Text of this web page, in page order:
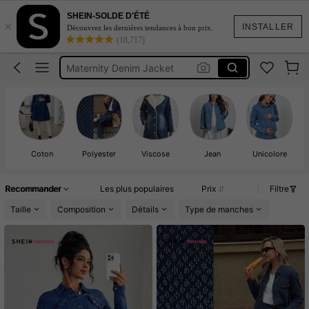
INSTALLER
×
SHEIN-SOLDE D'ÉTÉ
Découvrez les dernières tendances à bon prix.
(18,717)
Veste
معطف جينز للحوامل
Maillot De Bain Femme
Veste
Coton Polyester Viscose Jean Unicolore
Recommander Les plus populaires Prix
Filtre
Taille
Composition Détails Type de manches